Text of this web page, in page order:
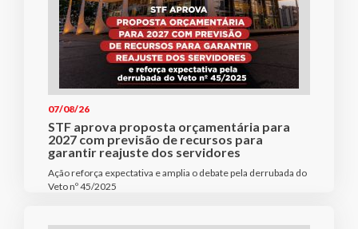
07/08/26
STF aprova proposta orçamentária para
2027 com previsão de recursos para
garantir reajuste dos servidores
Ação reforça expectativa e amplia o debate pela derrubada do
Veto nº 45/2025